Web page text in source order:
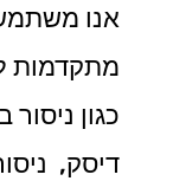
אנו
מתקדמות
כגון
דיסק,